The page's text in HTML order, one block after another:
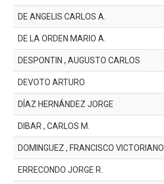
DE ANGELIS CARLOS A.
DE LA ORDEN MARIO A.
DESPONTIN , AUGUSTO CARLOS
DEVOTO ARTURO
DÍAZ HERNÁNDEZ JORGE
DIBAR , CARLOS M.
DOMINGUEZ , FRANCISCO VICTORIANO
ERRECONDO JORGE R.